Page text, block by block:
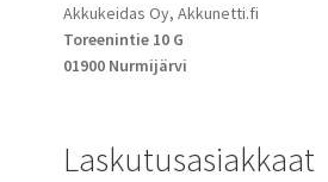
Akkukeidas Oy, Akkunetti.fi
Toreenintie 10 G
01900 Nurmijärvi
Laskutusasiakkaat